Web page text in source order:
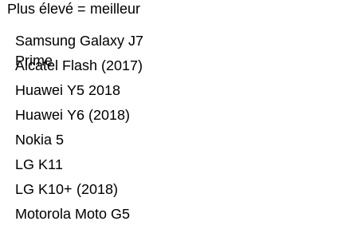
Plus élevé = meilleur
Motorola Moto G5
LG K10+ (2018)
LG K11
Nokia 5
Huawei Y6 (2018)
Huawei Y5 2018
Alcatel Flash (2017)
Samsung Galaxy J7
Prime